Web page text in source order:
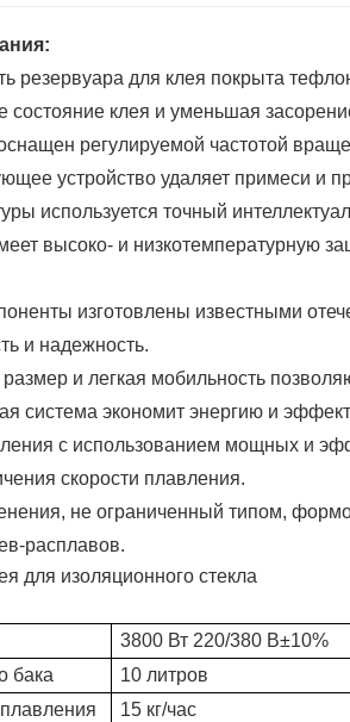
резервуара для клея покрыта
состояние клея и уменьшая
регулируемой частотой
устройство удаляет примеси и
используется точный
высоко- и низкотемпературную
изготовлены известными
и надежность.
и легкая мобильность
система экономит энергию и
с использованием мощных и
скорости плавления.
не ограниченный типом,
расплавов.
3800 Вт 220/380 В±10%
бака
10 литров
15 кг/час